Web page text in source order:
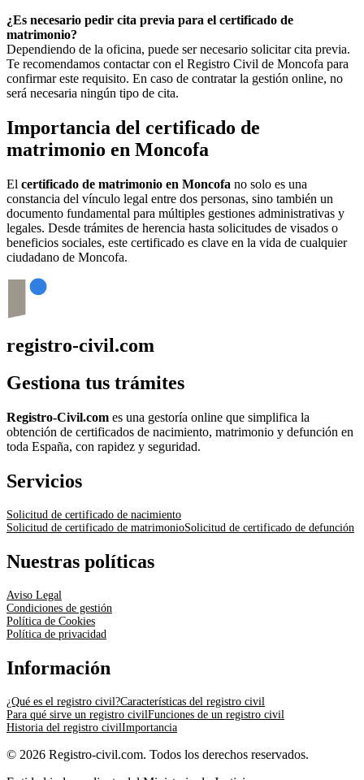
¿Es necesario pedir cita previa para el certificado de
matrimonio?
Dependiendo de la oficina, puede ser necesario solicitar cita previa.
Te recomendamos contactar con el Registro Civil de Moncofa para
confirmar este requisito. En caso de contratar la gestión online, no
será necesaria ningún tipo de cita.
Importancia del certificado de
matrimonio en Moncofa
El certificado de matrimonio en Moncofa no solo es una
constancia del vínculo legal entre dos personas, sino también un
documento fundamental para múltiples gestiones administrativas y
legales. Desde trámites de herencia hasta solicitudes de visados o
beneficios sociales, este certificado es clave en la vida de cualquier
ciudadano de Moncofa.
registro-civil.com
Gestiona tus trámites
Registro-Civil.com es una gestoría online que simplifica la
obtención de certificados de nacimiento, matrimonio y defunción en
toda España, con rapidez y seguridad.
Servicios
Solicitud de certificado de nacimiento
Solicitud de certificado de matrimonioSolicitud de certificado de defunción
Nuestras políticas
Aviso Legal
Condiciones de gestión
Política de Cookies
Política de privacidad
Información
¿Qué es el registro civil?Características del registro civil
Para qué sirve un registro civilFunciones de un registro civil
Historia del registro civilImportancia
© 2026 Registro-civil.com. Todos los derechos reservados.